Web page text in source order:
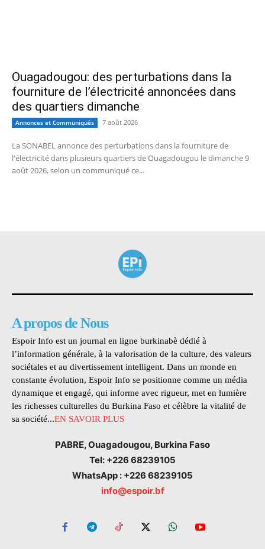
Ouagadougou: des perturbations dans la
fourniture de l’électricité annoncées dans
des quartiers dimanche
Annonces et Communiqués 7 août 2026
La SONABEL annonce des perturbations dans la fourniture de
l'électricité dans plusieurs quartiers de Ouagadougou le dimanche 9
août 2026, selon un communiqué ce...
A propos de Nous
Espoir Info est un journal en ligne burkinabè dédié à
l’information générale, à la valorisation de la culture, des valeurs
sociétales et au divertissement intelligent. Dans un monde en
constante évolution, Espoir Info se positionne comme un média
dynamique et engagé, qui informe avec rigueur, met en lumière
les richesses culturelles du Burkina Faso et célèbre la vitalité de
sa société...EN SAVOIR PLUS
PABRE, Ouagadougou, Burkina Faso
Tel: +226 68239105
WhatsApp : +226 68239105
info@espoir.bf